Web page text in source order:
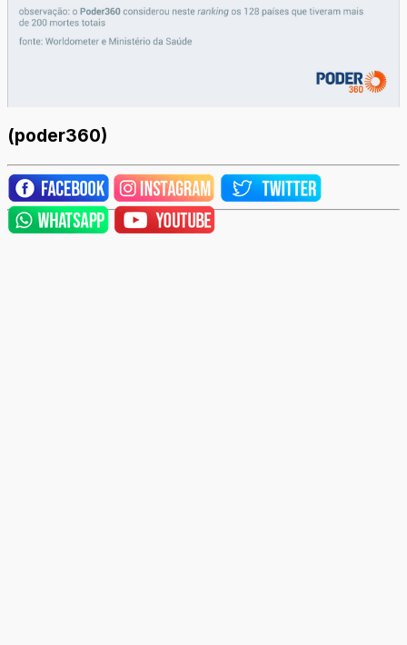
(poder360)